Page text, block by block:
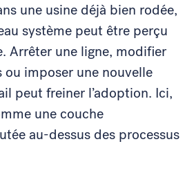
une usine déjà bien rodée,
système peut être perçu
Arrêter une ligne, modifier
imposer une nouvelle
peut freiner l’adoption. Ici,
une couche
au-dessus des processus